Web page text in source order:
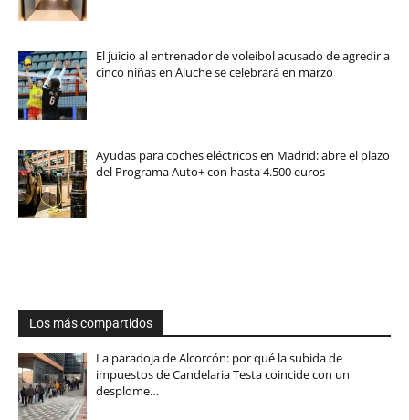
El juicio al entrenador de voleibol acusado de agredir a
cinco niñas en Aluche se celebrará en marzo
Ayudas para coches eléctricos en Madrid: abre el plazo
del Programa Auto+ con hasta 4.500 euros
Los más compartidos
La paradoja de Alcorcón: por qué la subida de
impuestos de Candelaria Testa coincide con un
desplome…